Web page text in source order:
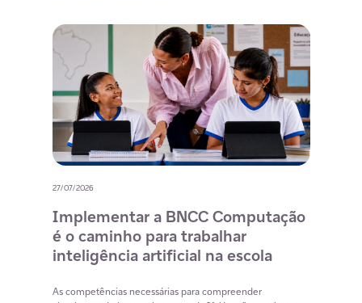
27/07/2026
Implementar a BNCC Computação
é o caminho para trabalhar
inteligência artificial na escola
As competências necessárias para compreender